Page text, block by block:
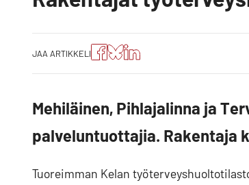
JAA ARTIKKELI
JaaJaaJako:
Mehiläinen, Pihlajalinna ja
palveluntuottajia. Rakentaja
Tuoreimman Kelan